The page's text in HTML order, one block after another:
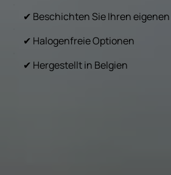
✔ Beschichten Sie Ihren
✔ Halogenfreie Optionen
✔ Hergestellt in Belgien